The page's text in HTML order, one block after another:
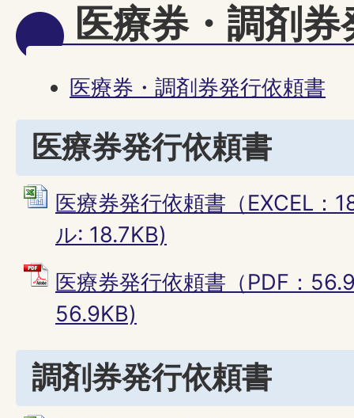
医療券・調剤
医療券・調剤券発行依頼書
医療券発行依頼書
医療券発行依頼書（EXCEL：
ル: 18.7KB)
医療券発行依頼書（PDF：
56.9KB)
調剤券発行依頼書